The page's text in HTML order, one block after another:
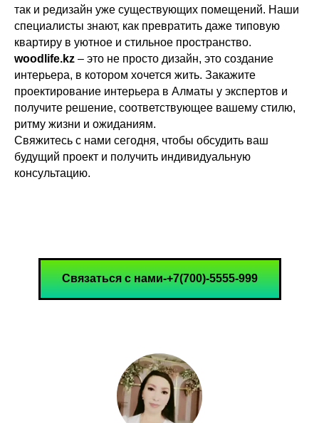
так и редизайн уже существующих помещений. Наши
специалисты знают, как превратить даже типовую
квартиру в уютное и стильное пространство.
woodlife.kz – это не просто дизайн, это создание
интерьера, в котором хочется жить. Закажите
проектирование интерьера в Алматы у экспертов и
получите решение, соответствующее вашему стилю,
ритму жизни и ожиданиям.
Свяжитесь с нами сегодня, чтобы обсудить ваш
будущий проект и получить индивидуальную
консультацию.
Связаться с нами-+7(700)-5555-999